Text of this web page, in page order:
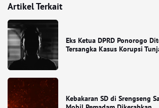
Artikel Terkait
Eks Ketua DPRD Ponorogo
Tersangka Kasus Korupsi
Kebakaran SD di Srengseng